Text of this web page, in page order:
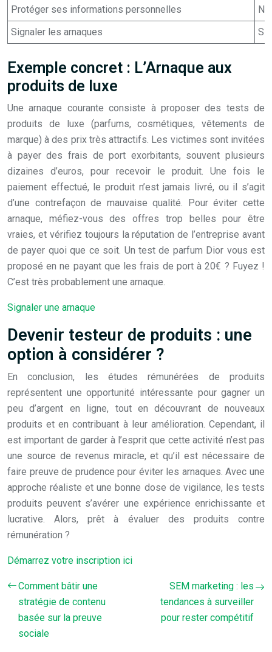
Protéger ses informations personnelles
Signaler les arnaques
Si
Exemple concret : L’Arnaque aux
produits de luxe
Une arnaque courante consiste à proposer des tests de
produits de luxe (parfums, cosmétiques, vêtements de
marque) à des prix très attractifs. Les victimes sont invitées
à payer des frais de port exorbitants, souvent plusieurs
dizaines d’euros, pour recevoir le produit. Une fois le
paiement effectué, le produit n’est jamais livré, ou il s’agit
d’une contrefaçon de mauvaise qualité. Pour éviter cette
arnaque, méfiez-vous des offres trop belles pour être
vraies, et vérifiez toujours la réputation de l’entreprise avant
de payer quoi que ce soit. Un test de parfum Dior vous est
proposé en ne payant que les frais de port à 20€ ? Fuyez !
C’est très probablement une arnaque.
Signaler une arnaque
Devenir testeur de produits : une
option à considérer ?
En conclusion, les études rémunérées de produits
représentent une opportunité intéressante pour gagner un
peu d’argent en ligne, tout en découvrant de nouveaux
produits et en contribuant à leur amélioration. Cependant, il
est important de garder à l’esprit que cette activité n’est pas
une source de revenus miracle, et qu’il est nécessaire de
faire preuve de prudence pour éviter les arnaques. Avec une
approche réaliste et une bonne dose de vigilance, les tests
produits peuvent s’avérer une expérience enrichissante et
lucrative. Alors, prêt à évaluer des produits contre
rémunération ?
Démarrez votre inscription ici
Comment bâtir une
stratégie de contenu
basée sur la preuve
sociale
SEM marketing : les
tendances à surveiller
pour rester compétitif